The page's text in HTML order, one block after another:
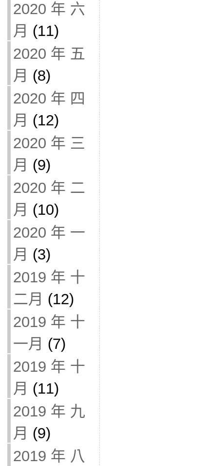
2020 年 六
月 (11)
2020 年 五
月 (8)
2020 年 四
月 (12)
2020 年 三
月 (9)
2020 年 二
月 (10)
2020 年 一
月 (3)
2019 年 十
二月 (12)
2019 年 十
一月 (7)
2019 年 十
月 (11)
2019 年 九
月 (9)
2019 年 八